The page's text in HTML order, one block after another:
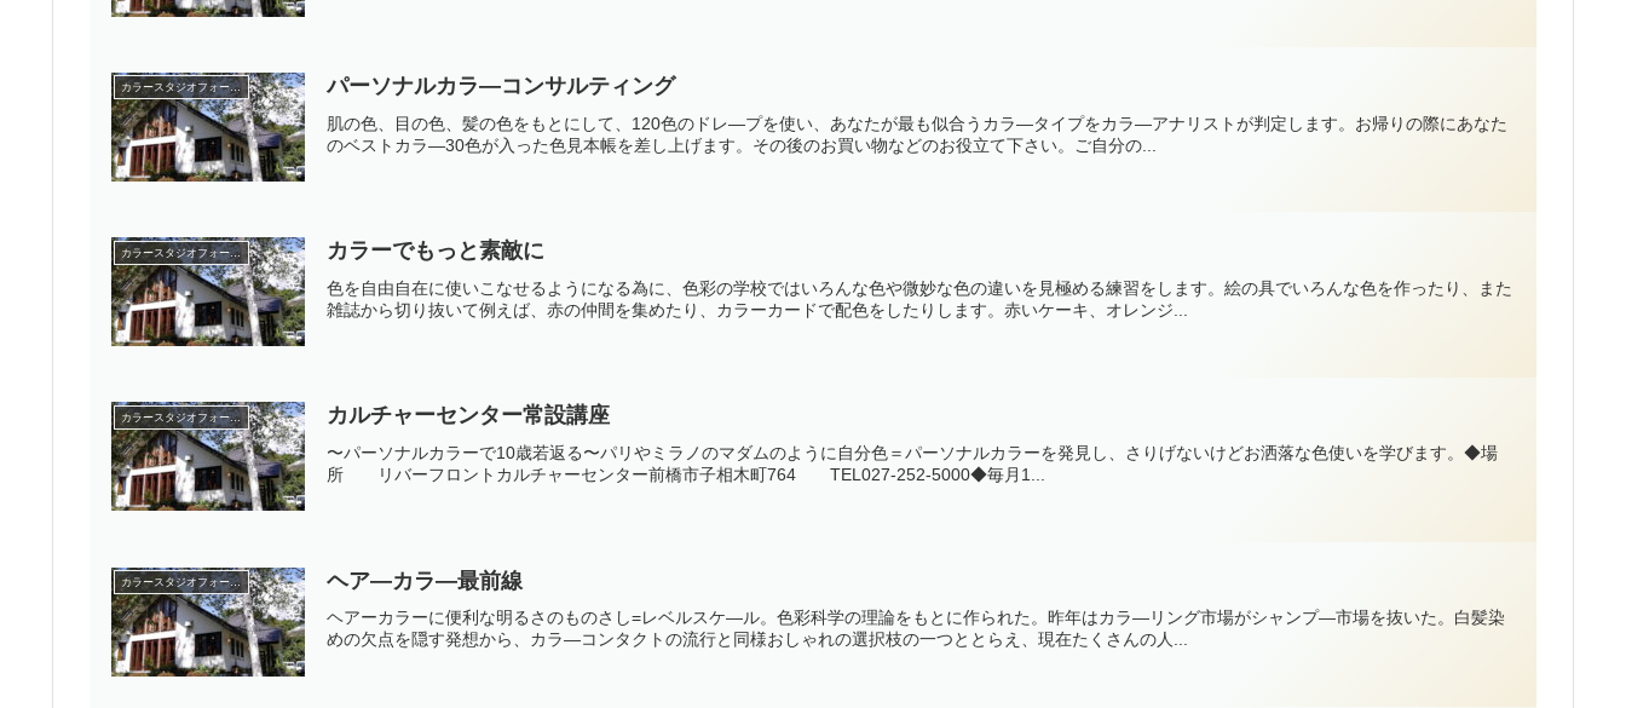
カラースタジオフォーミーのカラー講座 パーソナルカラ—コンサルティング
肌の色、目の色、髪の色をもとにして、120色のドレ—プを使い、あなたが最も似合うカラ—タイプをカラ—アナリストが判定します。お帰りの際にあなた
のベストカラ—30色が入った色見本帳を差し上げます。その後のお買い物などのお役立て下さい。ご自分の...
カラースタジオフォーミーのカラー講座 カラーでもっと素敵に
色を自由自在に使いこなせるようになる為に、色彩の学校ではいろんな色や微妙な色の違いを見極める練習をします。絵の具でいろんな色を作ったり、また
雑誌から切り抜いて例えば、赤の仲間を集めたり、カラーカードで配色をしたりします。赤いケーキ、オレンジ...
カラースタジオフォーミーのカラー講座 カルチャーセンター常設講座
〜パーソナルカラーで10歳若返る〜パリやミラノのマダムのように自分色＝パーソナルカラーを発見し、さりげないけどお洒落な色使いを学びます。◆場
所 リバーフロントカルチャーセンター前橋市子相木町764 TEL027-252-5000◆毎月1...
カラースタジオフォーミーのカラー講座 ヘア—カラ—最前線
ヘアーカラーに便利な明るさのものさし=レベルスケ—ル。色彩科学の理論をもとに作られた。昨年はカラ—リング市場がシャンプ—市場を抜いた。白髪染
めの欠点を隠す発想から、カラ—コンタクトの流行と同様おしゃれの選択枝の一つととらえ、現在たくさんの人...